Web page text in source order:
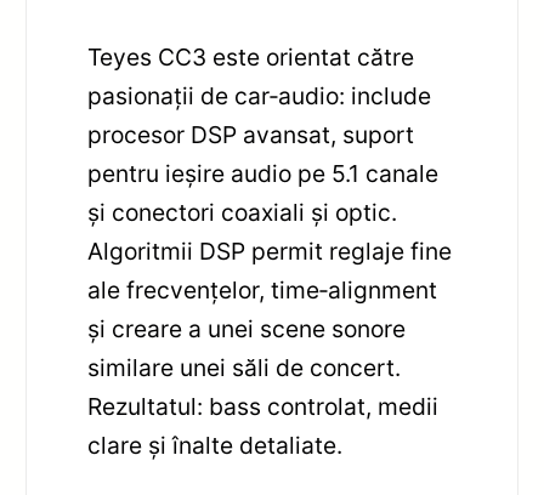
Teyes CC3 este orientat către
pasionații de car‑audio: include
procesor DSP avansat, suport
pentru ieșire audio pe 5.1 canale
și conectori coaxiali și optic.
Algoritmii DSP permit reglaje fine
ale frecvențelor, time‑alignment
și creare a unei scene sonore
similare unei săli de concert.
Rezultatul: bass controlat, medii
clare și înalte detaliate.